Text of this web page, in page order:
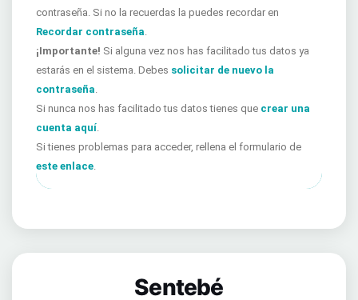
contraseña. Si no la recuerdas la puedes recordar en
Recordar contraseña.
¡Importante! Si alguna vez nos has facilitado tus datos ya
estarás en el sistema. Debes solicitar de nuevo la
contraseña.
Si nunca nos has facilitado tus datos tienes que crear una
cuenta aquí.
Si tienes problemas para acceder, rellena el formulario de
este enlace.
Sentebé